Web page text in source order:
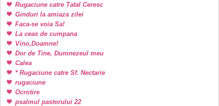
Rugaciune catre Tatal Ceresc
Ginduri la amiaza zilei
Faca-se voia Sa!
La ceas de cumpana
Vino,Doamne!
Dor de Tine, Dumnezeul meu
Calea
* Rugaciune catre Sf. Nectarie
rugaciune
Ocrotire
psalmul pastorului 22